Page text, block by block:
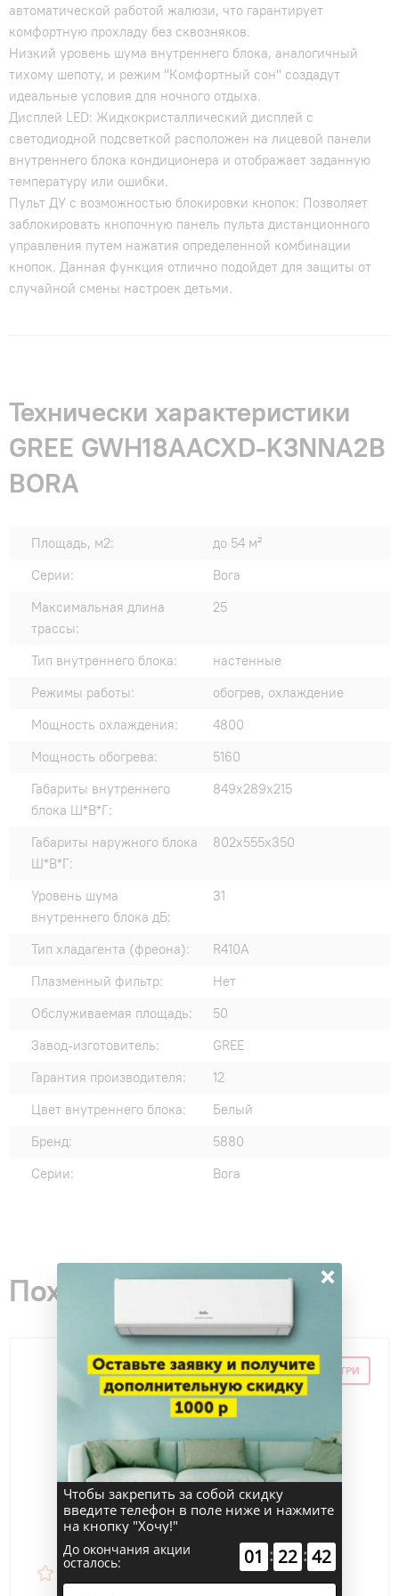
автоматической работой жалюзи, что гарантирует
комфортную прохладу без сквозняков.
Низкий уровень шума внутреннего блока, аналогичный
тихому шепоту, и режим "Комфортный сон" создадут
идеальные условия для ночного отдыха.
Дисплей LED: Жидкокристаллический дисплей с
светодиодной подсветкой расположен на лицевой панели
внутреннего блока кондиционера и отображает заданную
температуру или ошибки.
Пульт ДУ с возможностью блокировки кнопок: Позволяет
заблокировать кнопочную панель пульта дистанционного
управления путем нажатия определенной комбинации
кнопок. Данная функция отлично подойдет для защиты от
случайной смены настроек детьми.
Технически характеристики
GREE GWH18AACXD-K3NNA2B
BORA
Площадь, м2:
до 54 м²
Серии:
Bora
Максимальная длина
трассы:
25
Тип внутреннего блока:
настенные
Режимы работы:
обогрев, охлаждение
Мощность охлаждения:
4800
Мощность обогрева:
5160
Габариты внутреннего
блока Ш*В*Г:
849x289x215
Габариты наружного блока
Ш*В*Г:
802x555x350
Уровень шума
внутреннего блока дБ:
31
Тип хладагента (фреона):
R410A
Плазменный фильтр:
Нет
Обслуживаемая площадь:
50
Завод-изготовитель:
GREE
Гарантия производителя:
12
Цвет внутреннего блока:
Белый
Бренд:
5880
Серии:
Bora
Похожие товары
СКИДКА ПО ПРОМОКОДУ ВНУТРИ
×
Чтобы закрепить за собой скидку
введите телефон в поле ниже и нажмите
на кнопку "Хочу!"
До окончания акции
осталось: 01 : 22 : 41